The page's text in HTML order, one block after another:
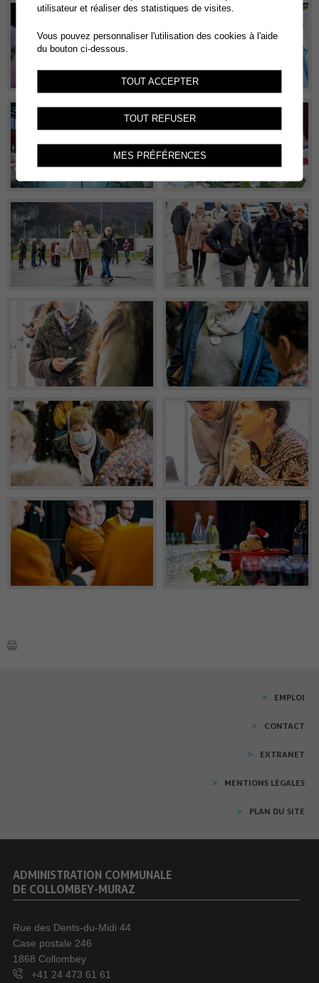
EMPLOI
CONTACT
EXTRANET
MENTIONS LÉGALES
PLAN DU SITE
ADMINISTRATION COMMUNALE
DE COLLOMBEY-MURAZ
Rue des Dents-du-Midi 44
Case postale 246
1868 Collombey
+41 24 473 61 61
utilisateur et réaliser des statistiques de visites.
Vous pouvez personnaliser l'utilisation des cookies à l'aide
du bouton ci-dessous.
TOUT ACCEPTER
TOUT REFUSER
MES PRÉFÉRENCES